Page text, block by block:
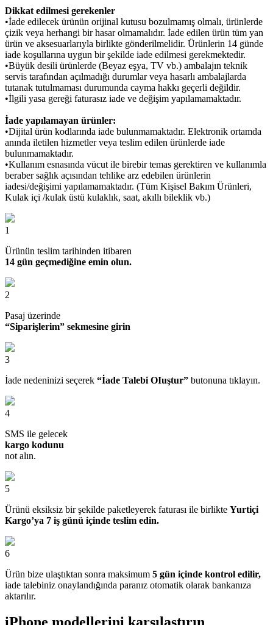
Dikkat edilmesi gerekenler
•İade edilecek ürünün orijinal kutusu bozulmamış olmalı, ürünlerde
çizik veya herhangi bir hasar olmamalıdır. İade edilen ürün tüm yan
ürün ve aksesuarlarıyla birlikte gönderilmelidir. Ürünlerin 14 günde
iade koşullarına uygun bir şekilde iade edilmesi gerekmektedir.
•Büyük desili ürünlerde (Beyaz eşya, TV vb.) ambalajın teknik
servis tarafından açılmadığı durumlar veya hasarlı ambalajlarda
tutanak tutulmaması durumunda cayma hakkı geçerli değildir.
•İlgili yasa gereği faturasız iade ve değişim yapılamamaktadır.
İade yapılamayan ürünler:
•Dijital ürün kodlarında iade bulunmamaktadır. Elektronik ortamda
anında iletilen hizmetler veya teslim edilen ürünlerde iade
bulunmamaktadır.
•Kullanım esnasında vücut ile birebir temas gerektiren ve kullanımla
beraber sağlık açısından tehlike arz edebilen ürünlerin
iadesi/değişimi yapılamamaktadır. (Tüm Kişisel Bakım Ürünleri,
Kulak içi /kulak üstü kulaklık, saat, akıllı bileklik vb.)
1
Ürünün teslim tarihinden itibaren
14 gün geçmediğine emin olun.
2
Pasaj üzerinde
“Siparişlerim” sekmesine girin
3
İade nedeninizi seçerek “İade Talebi OIuştur” butonuna tıklayın.
4
SMS ile gelecek
kargo kodunu
not alın.
5
Ürünü eksiksiz bir şekilde paketleyerek faturası ile birlikte Yurtiçi
Kargo’ya 7 iş günü içinde teslim edin.
6
Ürün bize ulaştıktan sonra maksimum 5 gün içinde kontrol edilir,
iade talebiniz onaylandığında paranız otomatik olarak bankanıza
aktarılır.